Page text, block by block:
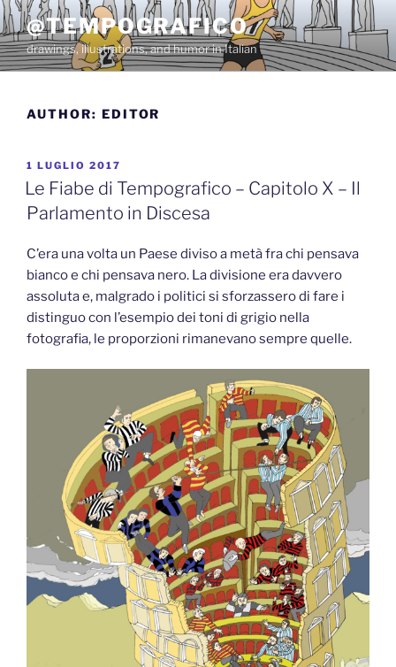
Salta
al
contenuto
@TEMPOGRAFICO
drawings, illustrations, and humor in Italian
AUTHOR: EDITOR
PUBBLICATO
IL
1 LUGLIO 2017
Le Fiabe di Tempografico – Capitolo X – Il
Parlamento in Discesa
C’era una volta un Paese diviso a metà fra chi pensava
bianco e chi pensava nero. La divisione era davvero
assoluta e, malgrado i politici si sforzassero di fare i
distinguo con l’esempio dei toni di grigio nella
fotografia, le proporzioni rimanevano sempre quelle.